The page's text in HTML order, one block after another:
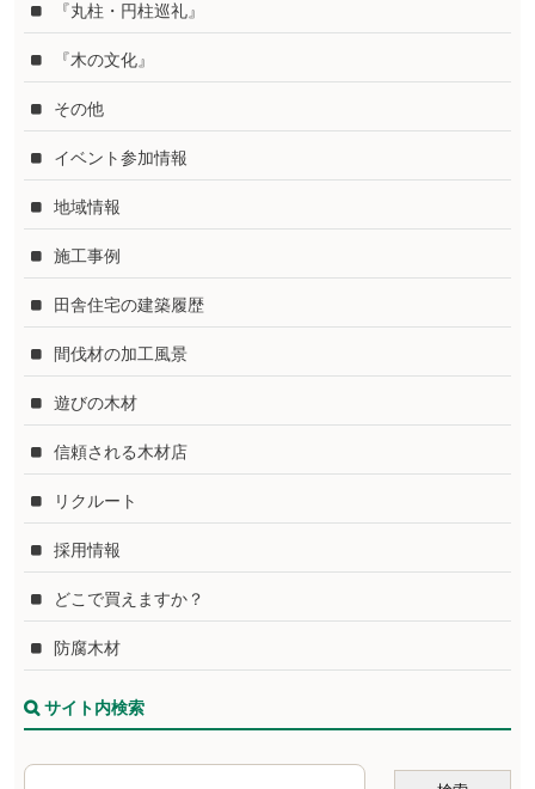
『丸柱・円柱巡礼』
『木の文化』
その他
イベント参加情報
地域情報
施工事例
田舎住宅の建築履歴
間伐材の加工風景
遊びの木材
信頼される木材店
リクルート
採用情報
どこで買えますか？
防腐木材
サイト内検索